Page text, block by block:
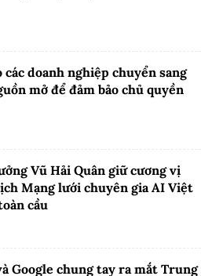
các doanh nghiệp chuyển sang
mở để đảm bảo chủ quyền
Vũ Hải Quân giữ cương vị
Mạng lưới chuyên gia AI Việt
cầu
Google chung tay ra mắt Trung